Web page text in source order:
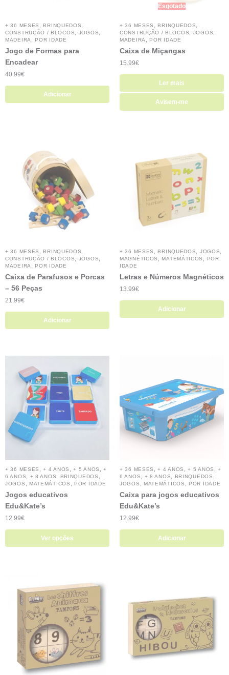
+ 36 MESES BRINQUEDOS
CONSTRUÇÃO / BLOCOS JOGOS
MADEIRA POR IDADE
Jogo de Formas para
Encadear
40.99€
Adicionar
Esgotado
+ 36 MESES BRINQUEDOS
CONSTRUÇÃO / BLOCOS JOGOS
MADEIRA POR IDADE
Caixa de Miçangas
15.99€
Ler mais
Avisem-me
+ 36 MESES BRINQUEDOS
CONSTRUÇÃO / BLOCOS JOGOS
MADEIRA POR IDADE
Caixa de Parafusos e Porcas
– 56 Peças
21.99€
Adicionar
+ 36 MESES BRINQUEDOS JOGOS
MAGNÉTICOS MATEMÁTICOS
POR
IDADE
Letras e Números Magnéticos
13.99€
Adicionar
+ 36 MESES ,+ 4 ANOS ,+ 5 ANOS ,+
6 ANOS, + 8 ANOS, BRINQUEDOS ,
JOGOS , MATEMÁTICOS , POR IDADE
Jogos educativos
Edu&Kate’s
12.99€
Ver opções
+ 36 MESES ,+ 4 ANOS ,+ 5 ANOS ,+
6 ANOS, + 8 ANOS, BRINQUEDOS ,
JOGOS , MATEMÁTICOS , POR IDADE
Caixa para jogos educativos
Edu&Kate’s
12.99€
Adicionar